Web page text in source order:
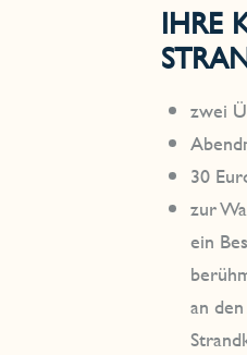
IHRE
zwei
30
zur
ein
an